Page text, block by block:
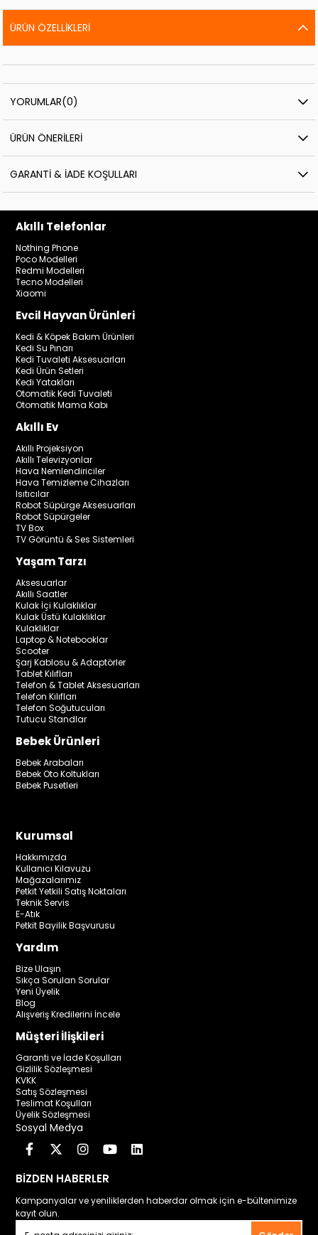
ÜRÜN ÖZELLIKLERI
YORUMLAR(0)
ÜRÜN ÖNERILERI
GARANTI & İADE KOŞULLARI
Akıllı Telefonlar
Nothing Phone
Poco Modelleri
Redmi Modelleri
Tecno Modelleri
Xiaomi
Evcil Hayvan Ürünleri
Kedi & Köpek Bakım Ürünleri
Kedi Su Pınarı
Kedi Tuvaleti Aksesuarları
Kedi Ürün Setleri
Kedi Yatakları
Otomatik Kedi Tuvaleti
Otomatik Mama Kabı
Akıllı Ev
Akıllı Projeksiyon
Akıllı Televizyonlar
Hava Nemlendiriciler
Hava Temizleme Cihazları
Isıtıcılar
Robot Süpürge Aksesuarları
Robot Süpürgeler
TV Box
TV Görüntü & Ses Sistemleri
Yaşam Tarzı
Aksesuarlar
Akıllı Saatler
Kulak İçi Kulaklıklar
Kulak Üstü Kulaklıklar
Kulaklıklar
Laptop & Notebooklar
Scooter
Şarj Kablosu & Adaptörler
Tablet Kılıfları
Telefon & Tablet Aksesuarları
Telefon Kılıfları
Telefon Soğutucuları
Tutucu Standlar
Bebek Ürünleri
Bebek Arabaları
Bebek Oto Koltukları
Bebek Pusetleri
Kurumsal
Hakkımızda
Kullanıcı Kılavuzu
Mağazalarımız
Petkit Yetkili Satış Noktaları
Teknik Servis
E-Atık
Petkit Bayilik Başvurusu
Yardım
Bize Ulaşın
Sıkça Sorulan Sorular
Yeni Üyelik
Blog
Alışveriş Kredilerini İncele
Müşteri İlişkileri
Garanti ve İade Koşulları
Gizlilik Sözleşmesi
KVKK
Satış Sözleşmesi
Teslimat Koşulları
Üyelik Sözleşmesi
Sosyal Medya
BİZDEN HABERLER
Kampanyalar ve yeniliklerden haberdar olmak için e-bültenimize
kayıt olun.